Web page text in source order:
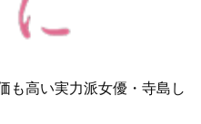
も高い実力派女優・寺島し